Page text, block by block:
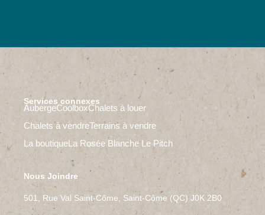
Services connexes
AubergeCoolboxChalets à louer
Chalets à vendreTerrains à vendre
La boutiqueLa Rosée BlancheLe Pitch
Nous Joindre
501, Rue Val Saint-Côme, Saint-Côme (QC) J0K 2B0